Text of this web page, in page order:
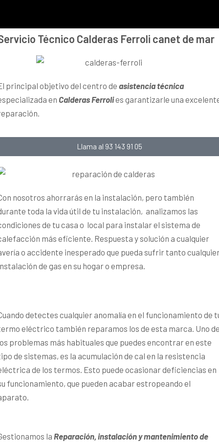
Técnico Calderas Ferroli canet de mar
principal objetivo del centro de asistencia técnica
en Calderas Ferrolies garantizarle una
Llama al 93 143 91 05
nosotros ahorrarás en la instalación, pero también
toda la vida útil de tu instalación, analizamos las
de tu casa o local para instalar el sistema de
más eficiente. Respuesta y solución a cualquier
o accidente inesperado que pueda sufrir tanto
de gas en su hogar o empresa.
detectes cualquier anomalía en el funcionamiento de
eléctrico también reparamos los de esta marca. Uno
problemas más habituales que puedes encontrar en este
de sistemas, es la acumulación de cal en la resistencia
de los termos. Esto puede ocasionar deficiencias en
funcionamiento, que pueden acabar estropeando el
la Reparación, instalación y mantenimiento de